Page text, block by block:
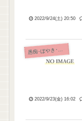
2022/9/24(土) 20:50
愚 痴･ぼやき･病み記事
2022/9/23(金) 16:02